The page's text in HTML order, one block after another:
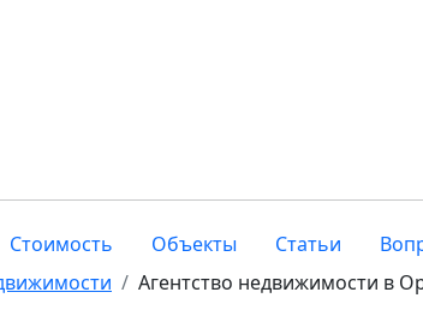
Стоимость Объекты Статьи
Агентство недвижимости в